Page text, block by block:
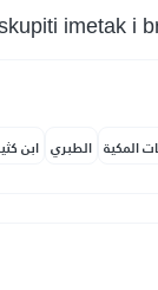
imetak i
ابن الطبري المكية